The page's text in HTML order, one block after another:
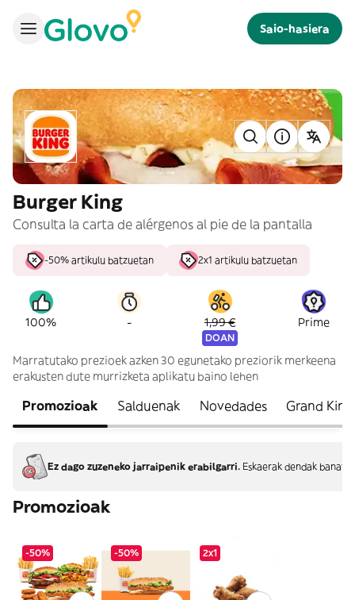
Saio-hasiera
Burger King
Consulta la carta de alérgenos al pie de la pantalla
-50% artikulu batzuetan 2x1 artikulu batzuetan
100% - 1,99 €
DOAN
Prime
Marratutako prezioek azken 30 egunetako preziorik merkeena
erakusten dute murrizketa aplikatu baino lehen
Promozioak Salduenak Novedades Grand King
Ez dago zuzeneko jarraipenik erabilgarri. Eskaerak dendak
Promozioak
-50% -50% 2x1